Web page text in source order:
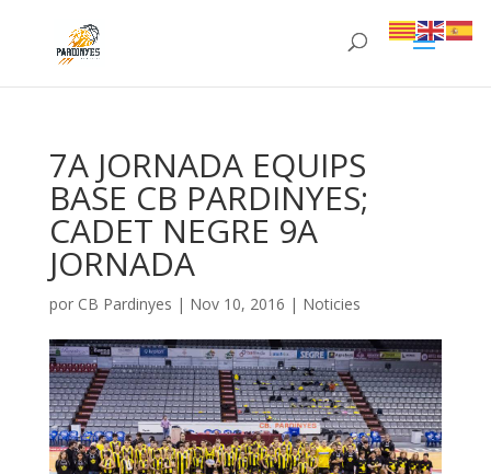
7A JORNADA EQUIPS
BASE CB PARDINYES;
CADET NEGRE 9A
JORNADA
por CB Pardinyes | Nov 10, 2016 | Noticies